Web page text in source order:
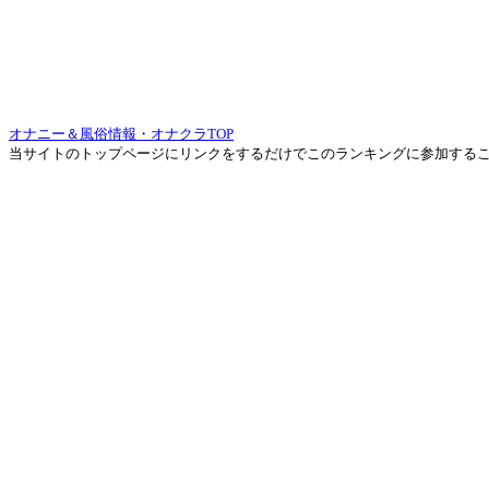
オナニー＆風俗情報・オナクラTOP
当サイトのトップページにリンクをするだけでこのランキングに参加する